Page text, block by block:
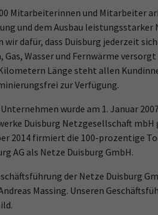
Mitarbeiterinnen und Mitarbeiter
und dem Ausbau leistungsstarker
wir dafür, dass Duisburg jederzeit
Gas, Wasser und Fernwärme
Länge steht allen
zur Verfügung.
wurde am 1. Januar
Duisburg Netzgesellschaft mbH
2014 firmiert die 100-prozentige
AG als Netze Duisburg GmbH.
der Netze Duisburg
Andreas Massing. Unseren